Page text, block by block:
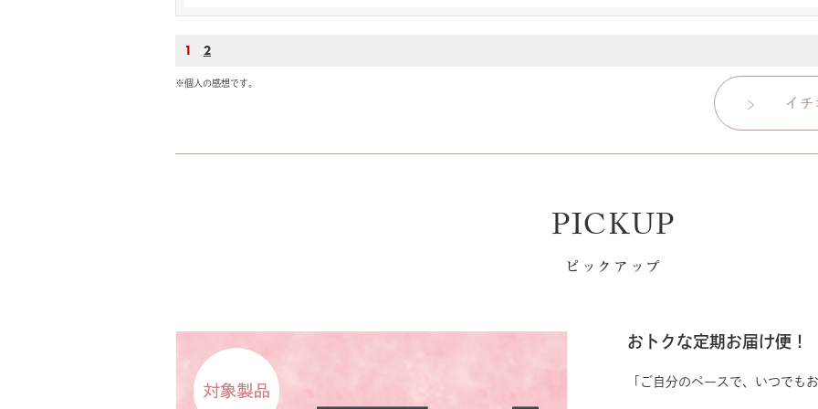
1 2
※個人の感想です。
PICKUP
ピックアップ
おトクな定期お届け便！
「ご自分のペースで、いつでもお